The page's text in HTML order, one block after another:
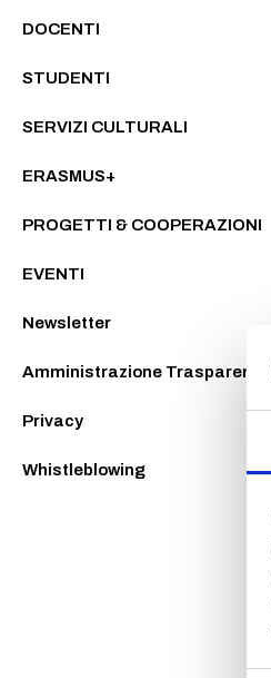
DOCENTI
STUDENTI
SERVIZI CULTURALI
ERASMUS+
PROGETTI & COOPERAZIONI
EVENTI
Newsletter
Amministrazione Trasparente
Privacy
Whistleblowing